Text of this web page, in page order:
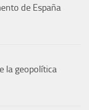
de España
la geopolítica